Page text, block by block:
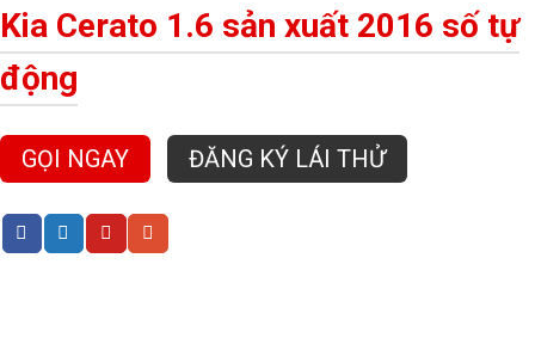
Kia Cerato 1.6 sản xuất 2016 số tự
động
GỌI NGAY ĐĂNG KÝ LÁI THỬ